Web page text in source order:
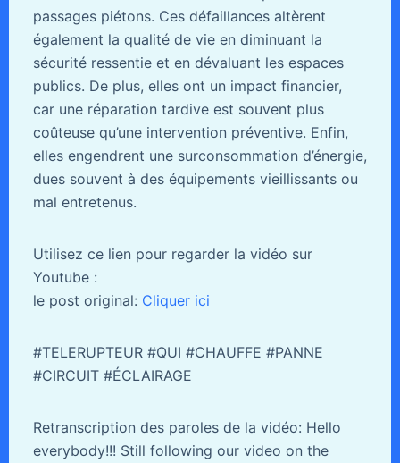
passages piétons. Ces défaillances altèrent
également la qualité de vie en diminuant la
sécurité ressentie et en dévaluant les espaces
publics. De plus, elles ont un impact financier,
car une réparation tardive est souvent plus
coûteuse qu’une intervention préventive. Enfin,
elles engendrent une surconsommation d’énergie,
dues souvent à des équipements vieillissants ou
mal entretenus.
Utilisez ce lien pour regarder la vidéo sur
Youtube :
le post original: Cliquer ici
#TELERUPTEUR #QUI #CHAUFFE #PANNE
#CIRCUIT #ÉCLAIRAGE
Retranscription des paroles de la vidéo: Hello
everybody!!! Still following our video on the